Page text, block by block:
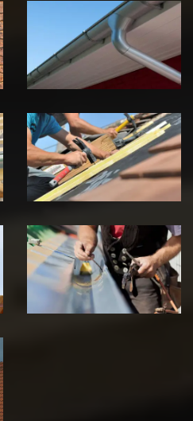
pose de
gouttière 39
Jura
Réparation de
toiture 39
Jura
Travaux de
zinguerie 39
Jura